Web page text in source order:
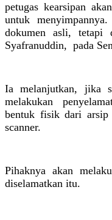
petugas kearsipan
untuk
dokumen asli, tetapi
Syafranuddin, pada
Ia melanjutkan, jika
melakukan
bentuk fisik dari arsip
scanner.
Pihaknya akan
diselamatkan itu.